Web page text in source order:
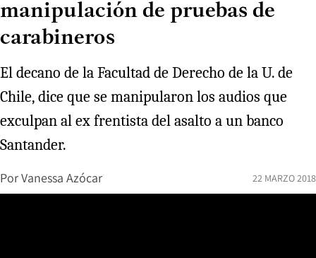
manipulación de pruebas de
carabineros
El decano de la Facultad de Derecho de la U. de
Chile, dice que se manipularon los audios que
exculpan al ex frentista del asalto a un banco
Santander.
PorVanessa Azócar 22 MARZO 2018